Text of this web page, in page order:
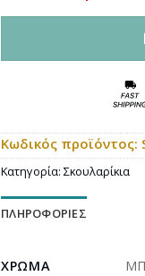
Κωδικός προϊόντος:
Κατηγορία: Σκουλαρίκια
ΠΛΗΡΟΦΟΡΊΕΣ
ΧΡΏΜΑ